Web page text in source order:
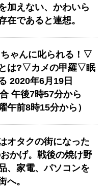
加えない、かわいら
在であると連想。
ゃんに叱られる！▽
は?▽カメの甲羅▽眠
2020年6月19日
午後7時57分から
午前8時15分から）
オタクの街になった
かげ。戦後の焼け野
、家電、パソコンを
へ。